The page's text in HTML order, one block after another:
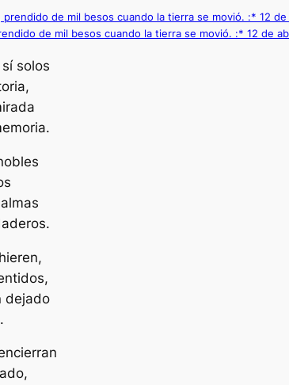
de mil besos cuando la tierra se movió. :* 12 de
solos
dejado